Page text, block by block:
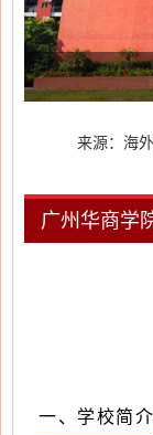
来源：海
广州华商学
一、学校简介